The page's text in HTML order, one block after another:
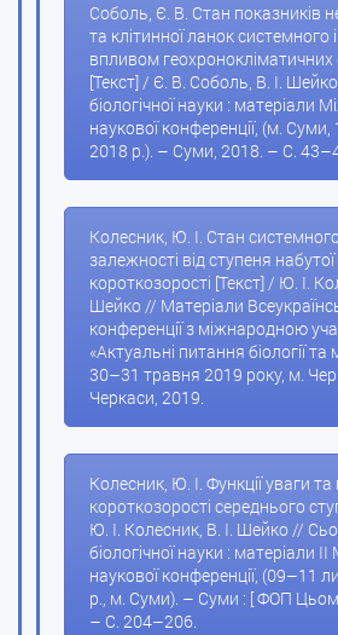
Соболь, Є. В. Стан показників
та клітинної ланок системного
впливом геохронокліматичних
[Текст] / Є. В. Соболь, В. І.
біологічної науки : матеріали
наукової конференції, (м.
2018 р.). – Суми, 2018. – С.
Колесник, Ю. І. Стан системного
залежності від ступеня набутої
короткозорості [Текст] / Ю. І.
Шейко // Матеріали
конференції з міжнародною
«Актуальні питання біології
30–31 травня 2019 року, м.
Черкаси, 2019.
Колесник, Ю. І. Функції уваги та
короткозорості середнього
Ю. І. Колесник, В. І. Шейко //
біологічної науки : матеріали
наукової конференції, (09–11
р., м. Суми). – Суми : [ ФОП
– С. 204–206.